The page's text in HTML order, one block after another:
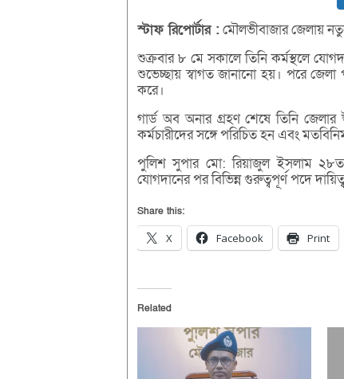
স্টাফরিপোর্টার : মৌলভীবাজার জেলায়
শুক্রবার ৮ মে সকালে তিনি কর্মস্থলে
শুভেচ্ছায় স্বাগত জানানো হয়। পরে
করে।
গার্ড অব অনার গ্রহণ শেষে তিনি জেলার
কর্মচারীদের সঙ্গে পরিচিত হন এবং
পুলিশ সুপার মো: রিয়াজুল ইসলাম
যোগদানের পর বিভিন্ন গুরুত্বপূর্ণ পদে
Share this:
X Facebook Print
Related